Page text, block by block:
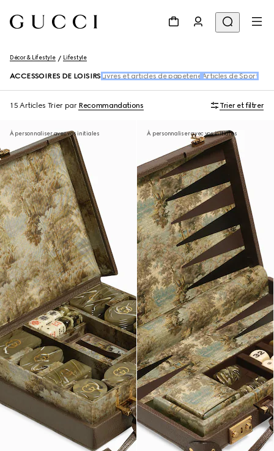
Décor & Lifestyle Lifestyle
ACCESSOIRES DE LOISIRS Livres et articles de papeterie Articles de Sport
15 Articles Trier par Recommandations Trier et filtrer
À personnaliser avec vos initiales À personnaliser avec vos initiales